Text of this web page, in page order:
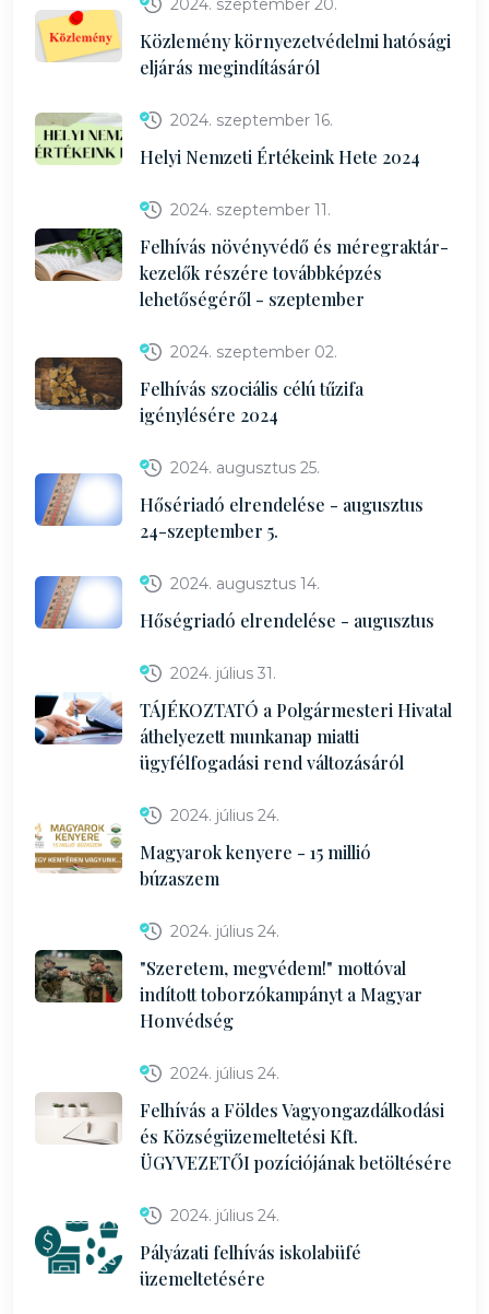
2024. szeptember 20.
Közlemény környezetvédelmi hatósági
eljárás megindításáról
2024. szeptember 16.
Helyi Nemzeti Értékeink Hete 2024
2024. szeptember 11.
Felhívás növényvédő és méregraktár-
kezelők részére továbbképzés
lehetőségéről - szeptember
2024. szeptember 02.
Felhívás szociális célú tűzifa
igénylésére 2024
2024. augusztus 25.
Hősériadó elrendelése - augusztus
24-szeptember 5.
2024. augusztus 14.
Hőségriadó elrendelése - augusztus
2024. július 31.
TÁJÉKOZTATÓ a Polgármesteri Hivatal
áthelyezett munkanap miatti
ügyfélfogadási rend változásáról
2024. július 24.
Magyarok kenyere - 15 millió
búzaszem
2024. július 24.
"Szeretem, megvédem!" mottóval
indított toborzókampányt a Magyar
Honvédség
2024. július 24.
Felhívás a Földes Vagyongazdálkodási
és Községüzemeltetési Kft.
ÜGYVEZETŐI pozíciójának betöltésére
2024. július 24.
Pályázati felhívás iskolabüfé
üzemeltetésére